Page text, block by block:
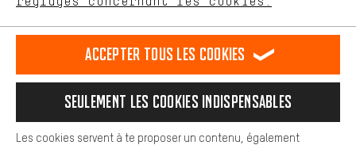
RÉSILIER LE CONTRAT Communauté d'Aix-la-Chapelle
Programme d'affiliation Mentions Légales Protection des données
Conditions générales de vente Plateforme d'Alerte
Reprise des batteries Corepile Paramètres de cookies
est plus confortable. Avec les cookies de confort, nous
Nous pouvons ainsi mettre à ta disposition d'autres contenus et
informations utiles. De plus, tu as la possibilité d'utiliser des
facilement les bons produits. Par exemple, nous proposons une
facilement aux questions.
Accepter tous les cookies
Seulement les cookies indispensables
Les cookies servent à te proposer un contenu, également